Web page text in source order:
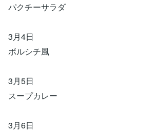
パクチーサラダ
3月4日
ボルシチ風
3月5日
スープカレー
3月6日